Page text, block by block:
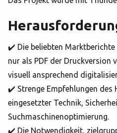
✔️ Die beliebten Marktberichte
nur als PDF der Druckversion
visuell ansprechend
✔️ Strenge Empfehlungen des
eingesetzter Technik,
Suchmaschinenoptimierung.
✔️ Die Notwendigkeit,